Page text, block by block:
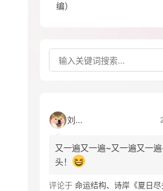
编）
刘看山
又一遍又一遍~又一遍又一
头！
评论于 命运结构、诗岸《夏日尽头的我们》歌词